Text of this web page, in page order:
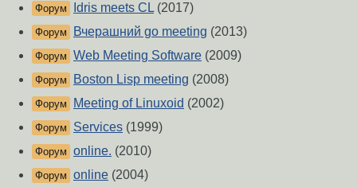
Форум Idris meets CL (2017)
Форум Вчерашний go meeting (2013)
Форум Web Meeting Software (2009)
Форум Boston Lisp meeting (2008)
Форум Meeting of Linuxoid (2002)
Форум Services (1999)
Форум online. (2010)
Форум online (2004)